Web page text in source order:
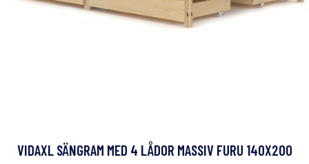
VIDAXL SÄNGRAM MED 4 LÅDOR MASSIV FURU 140X200